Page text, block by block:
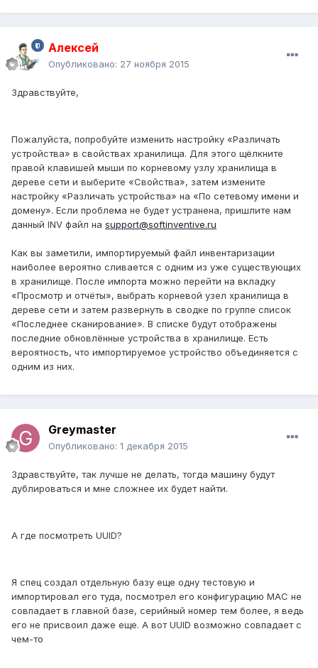
Алексей
Опубликовано: 27 ноября 2015
Здравствуйте,
Пожалуйста, попробуйте изменить настройку «Различать
устройства» в свойствах хранилища. Для этого щёлкните
правой клавишей мыши по корневому узлу хранилища в
дереве сети и выберите «Свойства», затем измените
настройку «Различать устройства» на «По сетевому имени и
домену». Если проблема не будет устранена, пришлите нам
данный INV файл на support@softinventive.ru
Как вы заметили, импортируемый файл инвентаризации
наиболее вероятно сливается с одним из уже существующих
в хранилище. После импорта можно перейти на вкладку
«Просмотр и отчёты», выбрать корневой узел хранилища в
дереве сети и затем развернуть в сводке по группе список
«Последнее сканирование». В списке будут отображены
последние обновлённые устройства в хранилище. Есть
вероятность, что импортируемое устройство объединяется с
одним из них.
Greymaster
Опубликовано: 1 декабря 2015
Здравствуйте, так лучше не делать, тогда машину будут
дублироваться и мне сложнее их будет найти.
А где посмотреть UUID?
Я спец создал отдельную базу еще одну тестовую и
импортировал его туда, посмотрел его конфигурацию MAC не
совпадает в главной базе, серийный номер тем более, я ведь
его не присвоил даже еще. А вот UUID возможно совпадает с
чем-то